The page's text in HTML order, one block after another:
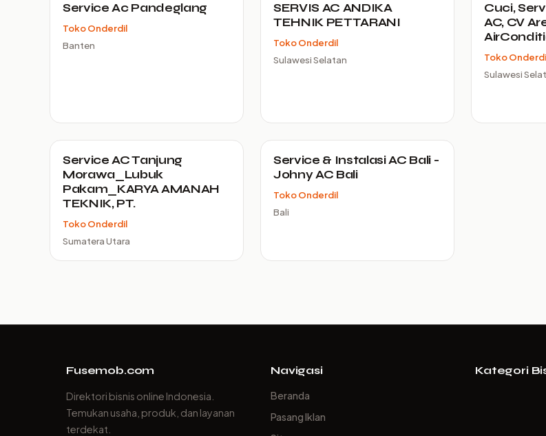
Service Ac Pandeglang
Toko Onderdil
Banten
SERVIS AC ANDIKA
TEHNIK PETTARANI
Toko Onderdil
Sulawesi Selatan
Cuci,
AC, CV
Toko
Sulawesi
Service AC Tanjung
Morawa_Lubuk
Pakam_KARYA AMANAH
TEKNIK, PT.
Toko Onderdil
Sumatera Utara
Service & Instalasi AC Bali -
Johny AC Bali
Toko Onderdil
Bali
Fusemob.com
Direktori bisnis online Indonesia.
Temukan usaha, produk, dan layanan
terdekat.
Navigasi
Beranda
Pasang Iklan
Kategori